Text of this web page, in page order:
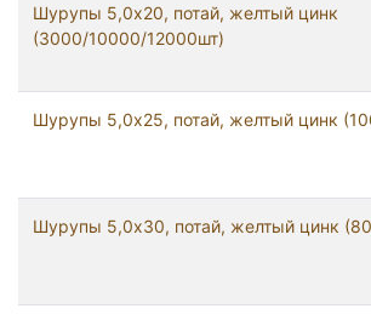
Шурупы 5,0x20, потай, желтый цинк
(3000/10000/12000шт)
Шурупы 5,0x25, потай, желтый цинк
Шурупы 5,0x30, потай, желтый цинк